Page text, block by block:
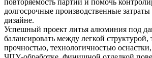
повторяемость партий и помочь
долгосрочные производственные
дизайне.
Успешный проект литья алюминия под
балансировать между легкой структурой,
прочностью, технологичностью